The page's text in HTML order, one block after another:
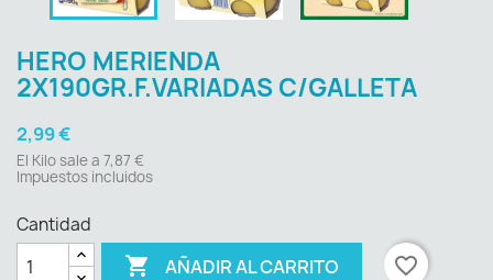
HERO MERIENDA
2X190GR.F.VARIADAS C/GALLETA
2,99 €
El Kilo sale a 7,87 €
Impuestos incluidos
Cantidad
 AÑADIR AL CARRITO favorite_border